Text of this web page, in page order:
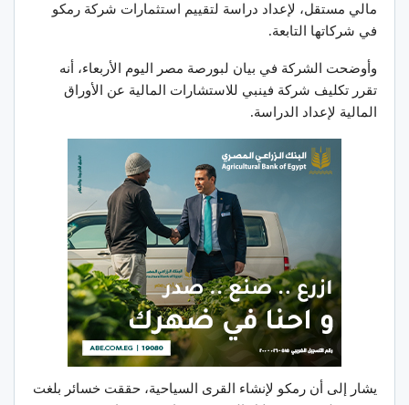
مالي مستقل، لإعداد دراسة لتقييم استثمارات شركة رمكو
في شركاتها التابعة.
وأوضحت الشركة في بيان لبورصة مصر اليوم الأربعاء، أنه
تقرر تكليف شركة فينبي للاستشارات المالية عن الأوراق
المالية لإعداد الدراسة.
يشار إلى أن رمكو لإنشاء القرى السياحية، حققت خسائر بلغت